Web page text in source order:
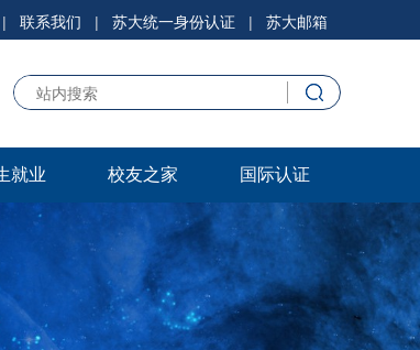
| 联系我们 | 苏大统一身份认证 | 苏大邮箱
就业 校友之家 国际认证